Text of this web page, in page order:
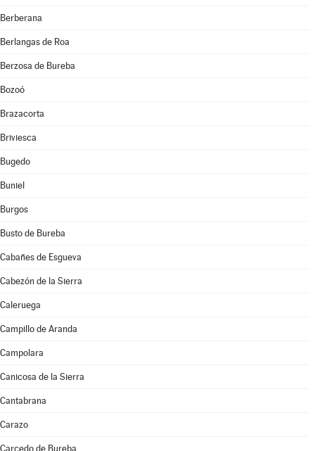
Berberana
Berlangas de Roa
Berzosa de Bureba
Bozoó
Brazacorta
Briviesca
Bugedo
Buniel
Burgos
Busto de Bureba
Cabañes de Esgueva
Cabezón de la Sierra
Caleruega
Campillo de Aranda
Campolara
Canicosa de la Sierra
Cantabrana
Carazo
Carcedo de Bureba